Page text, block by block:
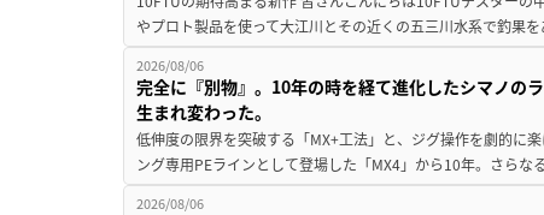
やプロト製品を使って大江川とその近くの五三川水系で釣果
2026/08/06
完全に『別物』。10年の時を経て進化したシマノの
生まれ変わった。
低伸度の限界を突破する「MX+工法」と、ジグ操作を劇的に
ング専用PEラインとして登場した「MX4」から10年。さら
2026/08/06